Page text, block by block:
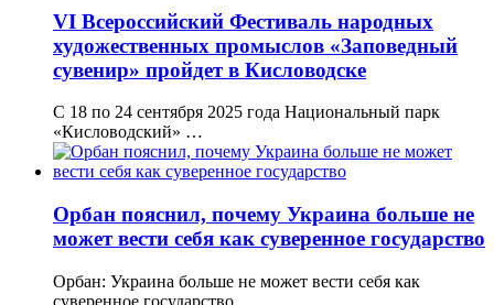
VI Всероссийский Фестиваль народных
художественных промыслов «Заповедный
сувенир» пройдет в Кисловодске
С 18 по 24 сентября 2025 года Национальный парк
«Кисловодский» …
Орбан пояснил, почему Украина больше не
может вести себя как суверенное государство
Орбан: Украина больше не может вести себя как
суверенное государство …